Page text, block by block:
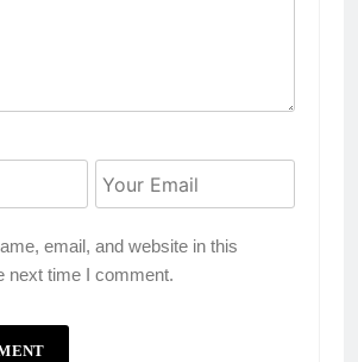
email, and website in this
next time I comment.